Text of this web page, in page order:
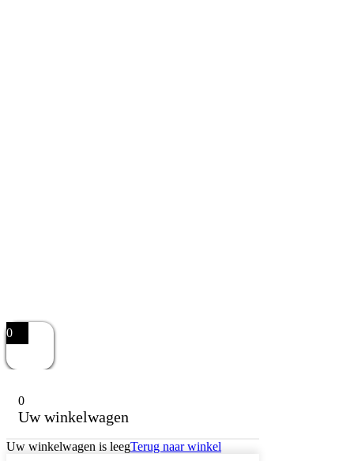
0
0
Uw winkelwagen
Uw winkelwagen is leegTerug naar winkel